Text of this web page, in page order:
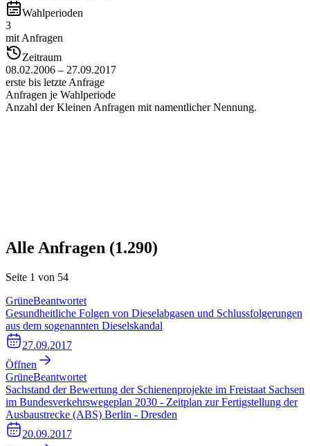
Wahlperioden
3
mit Anfragen
Zeitraum
08.02.2006 – 27.09.2017
erste bis letzte Anfrage
Anfragen je Wahlperiode
Anzahl der Kleinen Anfragen mit namentlicher Nennung.
Alle Anfragen (1.290)
Seite 1 von 54
GrüneBeantwortet
Gesundheitliche Folgen von Dieselabgasen und Schlussfolgerungen
aus dem sogenannten Dieselskandal
27.09.2017
Öffnen
GrüneBeantwortet
Sachstand der Bewertung der Schienenprojekte im Freistaat Sachsen
im Bundesverkehrswegeplan 2030 - Zeitplan zur Fertigstellung der
Ausbaustrecke (ABS) Berlin - Dresden
20.09.2017